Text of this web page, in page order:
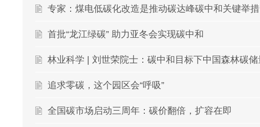
专家：煤电低碳化改造是推动碳达峰碳中和关键举措
首批“龙江绿碳” 助力亚冬会实现碳中和
追求零碳，这个园区会“呼吸”
全国碳市场启动三周年：碳价翻倍，扩容在即